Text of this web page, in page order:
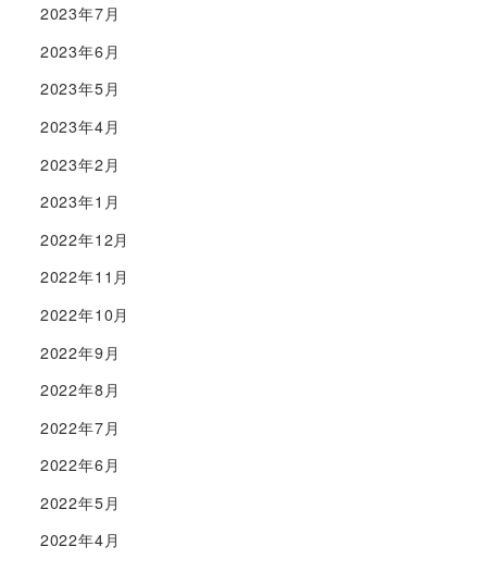
2023年7月
2023年6月
2023年5月
2023年4月
2023年2月
2023年1月
2022年12月
2022年11月
2022年10月
2022年9月
2022年8月
2022年7月
2022年6月
2022年5月
2022年4月